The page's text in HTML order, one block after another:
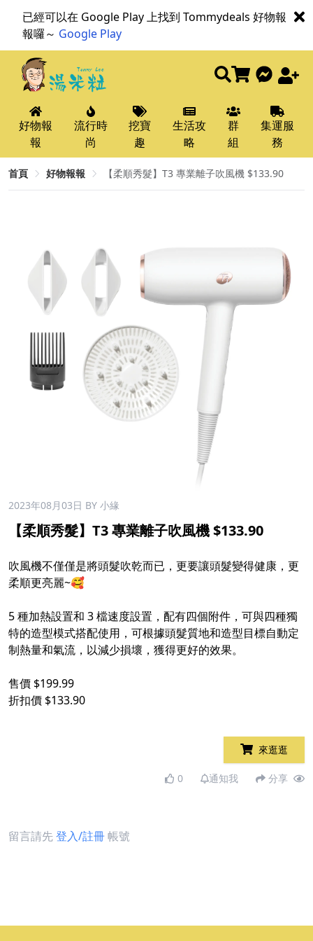
已經可以在 Google Play 上找到 Tommydeals 好物報
報囉～ Google Play
好物報
報
流行時
尚
挖寶
趣
生活攻
略
群
組
集運服
務
首頁 好物報報 【柔順秀髮】T3 專業離子吹風機 $133.90
2023年08月03日 BY 小緣
【柔順秀髮】T3 專業離子吹風機 $133.90
吹風機不僅僅是將頭髮吹乾而已，更要讓頭髮變得健康，更
柔順更亮麗~🥰
5 種加熱設置和 3 檔速度設置，配有四個附件，可與四種獨
特的造型模式搭配使用，可根據頭髮質地和造型目標自動定
制熱量和氣流，以減少損壞，獲得更好的效果。
售價 $199.99
折扣價 $133.90
來逛逛
0 通知我 分享
留言請先登入/註冊帳號